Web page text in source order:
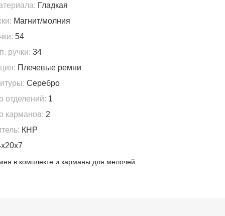
Гладкая
Магнит/молния
54
ручки: 34
Плечевые ремни
Серебро
отделений: 1
карманов: 2
КНР
в комплекте и карманы для мелочей.